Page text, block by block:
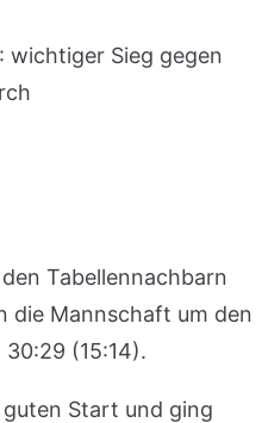
Tabellennachbarn
die Mannschaft um den
(15:14).
guten Start und ging